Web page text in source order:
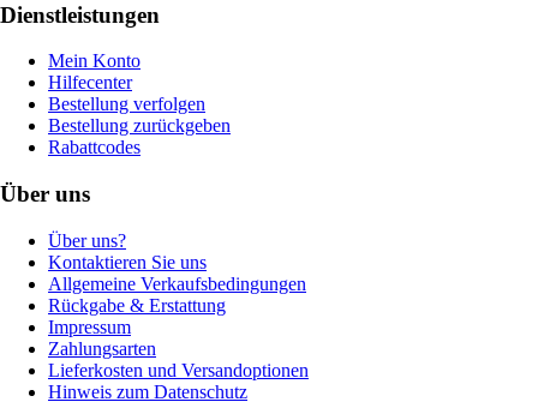
Dienstleistungen
Mein Konto
Hilfecenter
Bestellung verfolgen
Bestellung zurückgeben
Rabattcodes
Über uns
Über uns?
Kontaktieren Sie uns
Allgemeine Verkaufsbedingungen
Rückgabe & Erstattung
Impressum
Zahlungsarten
Lieferkosten und Versandoptionen
Hinweis zum Datenschutz